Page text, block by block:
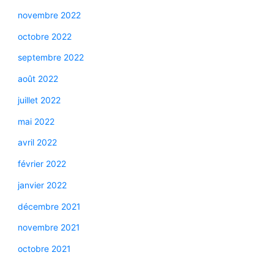
novembre 2022
octobre 2022
septembre 2022
août 2022
juillet 2022
mai 2022
avril 2022
février 2022
janvier 2022
décembre 2021
novembre 2021
octobre 2021